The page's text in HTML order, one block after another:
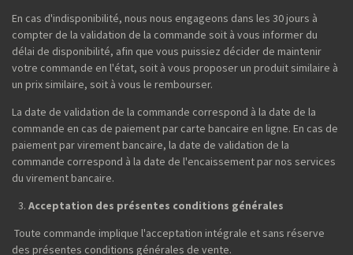
En cas d'indisponibilité, nous nous engageons dans les 30 jours à
compter de la validation de la commande soit à vous informer du
délai de disponibilité, afin que vous puissiez décider de maintenir
votre commande en l'état, soit à vous proposer un produit similaire à
un prix similaire, soit à vous le rembourser.
La date de validation de la commande correspond à la date de la
commande en cas de paiement par carte bancaire en ligne. En cas de
paiement par virement bancaire, la date de validation de la
commande correspond à la date de l'encaissement par nos services
du virement bancaire.
Acceptation des présentes conditions générales
Toute commande implique l'acceptation intégrale et sans réserve
des présentes conditions générales de vente.